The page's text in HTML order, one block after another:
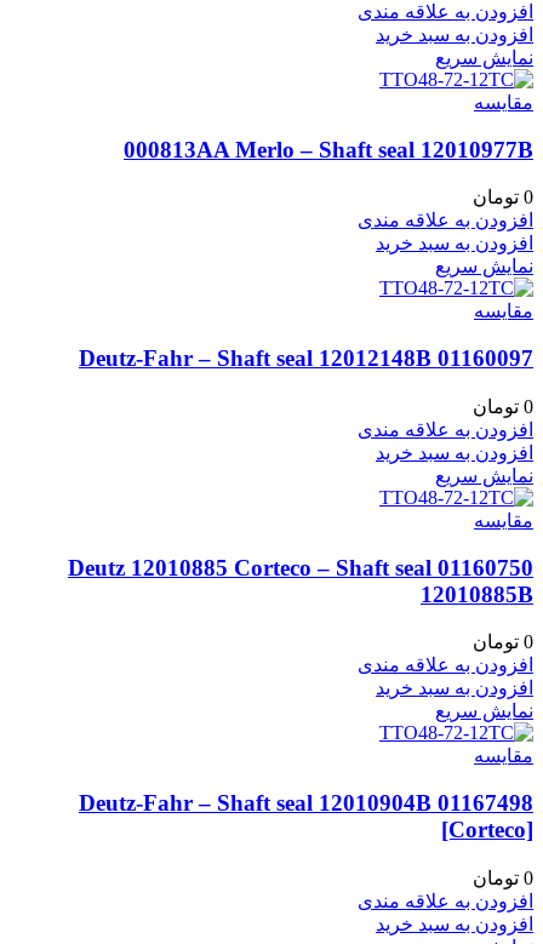
افزودن به علاقه مندی
افزودن به سبد خرید
نمایش سریع
مقايسه
000813AA Merlo – Shaft seal 12010977B
0 تومان
افزودن به علاقه مندی
افزودن به سبد خرید
نمایش سریع
مقايسه
01160097 Deutz-Fahr – Shaft seal 12012148B
0 تومان
افزودن به علاقه مندی
افزودن به سبد خرید
نمایش سریع
مقايسه
01160750 Deutz 12010885 Corteco – Shaft seal
12010885B
0 تومان
افزودن به علاقه مندی
افزودن به سبد خرید
نمایش سریع
مقايسه
01167498 Deutz-Fahr – Shaft seal 12010904B
[Corteco]
0 تومان
افزودن به علاقه مندی
افزودن به سبد خرید